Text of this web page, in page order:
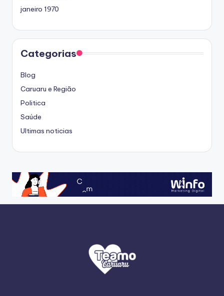
janeiro 1970
Categorias
Blog
Caruaru e Região
Politica
Saúde
Ultimas noticias